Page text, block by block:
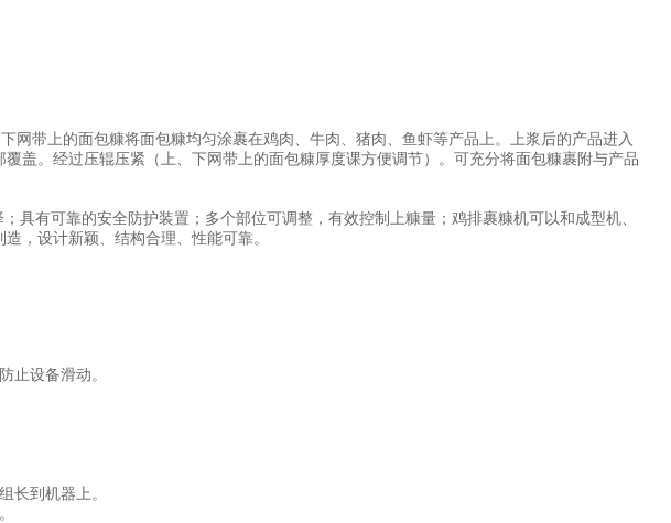
网带上的面包糠将面包糠均匀涂裹在鸡肉、牛肉、猪肉、鱼虾等产品上。 上浆后的产品进入
盖。经过压辊压紧（上、下网带上的面包糠厚度课方便调节）。可充分将面包糠裹附与产品
具有可靠的安全防护装置 ；多个部位可调整，有效控制上糠量；鸡排裹糠机可以和成型机、
，设计新颖、结构合理、性能可靠。
止设备滑动。
长到机器上。